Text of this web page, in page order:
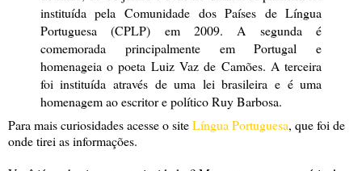
instituída pela Comunidade dos Países de Língua
Portuguesa (CPLP) em 2009. A segunda é
comemorada principalmente em Portugal e
homenageia o poeta Luiz Vaz de Camões. A terceira
foi instituída através de uma lei brasileira e é uma
homenagem ao escritor e político Ruy Barbosa.
Para mais curiosidades acesse o siteLíngua Portuguesa, que foi de
onde tirei as informações.